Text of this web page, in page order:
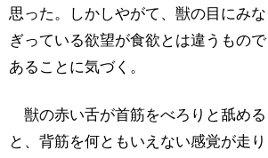
思った。しかしやがて、獣の目にみな
ぎっている欲望が食欲とは違うもので
あることに気づく。
獣の赤い舌が首筋をべろりと舐める
と、背筋を何ともいえない感覚が走り